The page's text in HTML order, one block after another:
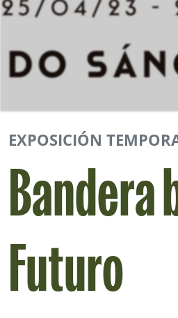
EXPOSICIÓN
Bandera
Futuro